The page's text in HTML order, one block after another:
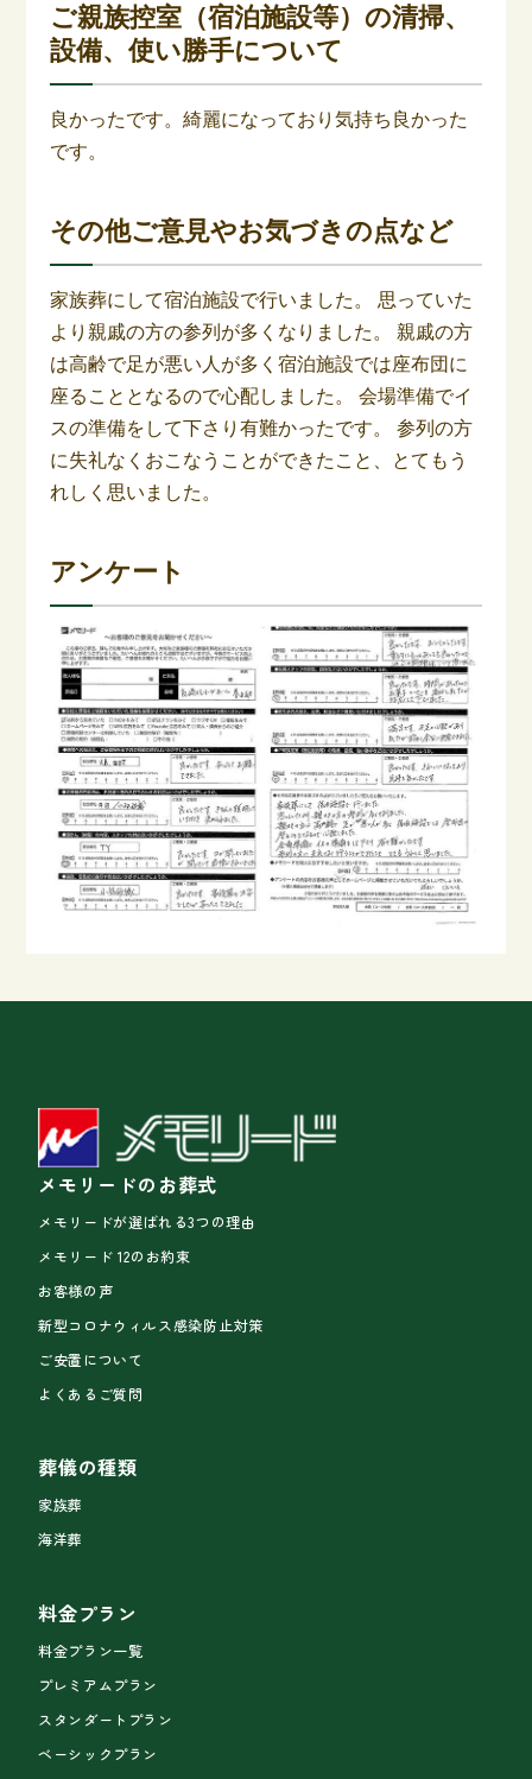
ご親族控室（宿泊施設等）の清掃、
設備、使い勝手について
良かったです。綺麗になっており気持ち良かった
です。
その他ご意見やお気づきの点など
家族葬にして宿泊施設で行いました。 思っていた
より親戚の方の参列が多くなりました。 親戚の方
は高齢で足が悪い人が多く宿泊施設では座布団に
座ることとなるので心配しました。 会場準備でイ
スの準備をして下さり有難かったです。 参列の方
に失礼なくおこなうことができたこと、とてもう
れしく思いました。
アンケート
メモリードのお葬式
メモリードが選ばれる3つの理由
メモリード 12のお約束
お客様の声
新型コロナウィルス感染防止対策
ご安置について
よくあるご質問
葬儀の種類
家族葬
海洋葬
料金プラン
料金プラン一覧
プレミアムプラン
スタンダートプラン
ベーシックプラン